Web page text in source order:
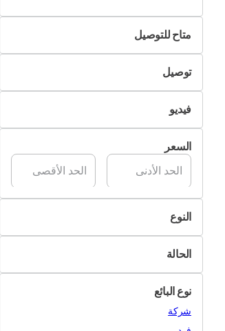
متاح للتوصيل
لا
نعم
توصيل
التسليم الذاتي
تسليم Pik&Dropفيديو
غير متوفر
متوفرالسعر
النوع
الكاميرات الرقمية
الطائرات بدون طيارالحالة
جديد
مستعمل
مجدد
نوع البائع
شركة